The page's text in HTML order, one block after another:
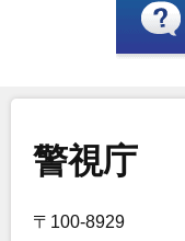
警視庁
〒100-8929